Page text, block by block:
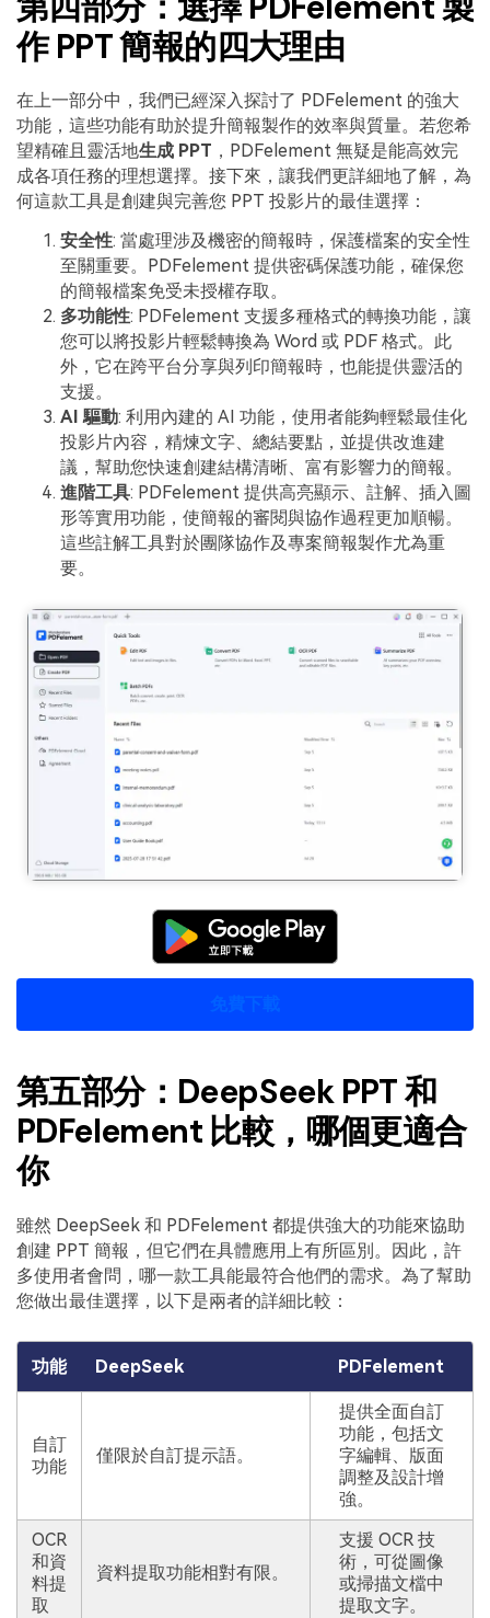
作 PPT 簡報的四大理由
在上一部分中，我們已經深入探討了 PDFelement 的強大
功能，這些功能有助於提升簡報製作的效率與質量。若您希
望精確且靈活地生成 PPT ，PDFelement 無疑是能高效完
成各項任務的理想選擇。接下來，讓我們更詳細地了解，為
何這款工具是創建與完善您 PPT 投影片的最佳選擇：
安全性: 當處理涉及機密的簡報時，保護檔案的安全性
至關重要。PDFelement 提供密碼保護功能，確保您
的簡報檔案免受未授權存取。
多功能性: PDFelement 支援多種格式的轉換功能，讓
您可以將投影片輕鬆轉換為 Word 或 PDF 格式。此
外，它在跨平台分享與列印簡報時，也能提供靈活的
支援。
AI 驅動: 利用內建的 AI 功能，使用者能夠輕鬆最佳化
投影片內容，精煉文字、總結要點，並提供改進建
議，幫助您快速創建結構清晰、富有影響力的簡報。
進階工具: PDFelement 提供高亮顯示、註解、插入圖
形等實用功能，使簡報的審閱與協作過程更加順暢。
這些註解工具對於團隊協作及專案簡報製作尤為重
要。
免費下載
第五部分：DeepSeek PPT 和
PDFelement 比較，哪個更適合
你
雖然 DeepSeek 和 PDFelement 都提供強大的功能來協助
創建 PPT 簡報，但它們在具體應用上有所區別。因此，許
多使用者會問，哪一款工具能最符合他們的需求。為了幫助
您做出最佳選擇，以下是兩者的詳細比較：
功能 DeepSeek PDFelement
自訂
功能
僅限於自訂提示語。
提供全面自訂
功能，包括文
字編輯、版面
調整及設計增
強。
OCR
和資
料提
取
資料提取功能相對有限。
支援 OCR 技
術，可從圖像
或掃描文檔中
提取文字。